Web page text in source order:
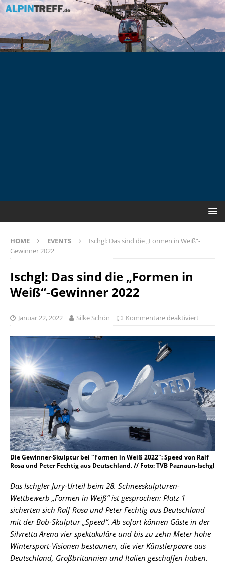
HOME EVENTS
Ischgl: Das sind die „Formen in Weiß“-
Gewinner 2022
Ischgl: Das sind die „Formen in
Weiß“-Gewinner 2022
Januar 22, 2022 Silke Schön Kommentare deaktiviert
Die Gewinner-Skulptur bei "Formen in Weiß 2022": Speed von Ralf
Rosa und Peter Fechtig aus Deutschland. // Foto: TVB Paznaun-Ischgl
Das Ischgler Jury-Urteil beim 28. Schneeskulpturen-
Wettbewerb „Formen in Weiß“ ist gesprochen: Platz 1
sicherten sich Ralf Rosa und Peter Fechtig aus Deutschland
mit der Bob-Skulptur „Speed“. Ab sofort können Gäste in der
Silvretta Arena vier spektakuläre und bis zu zehn Meter hohe
Wintersport-Visionen bestaunen, die vier Künstlerpaare aus
Deutschland, Großbritannien und Italien geschaffen haben.